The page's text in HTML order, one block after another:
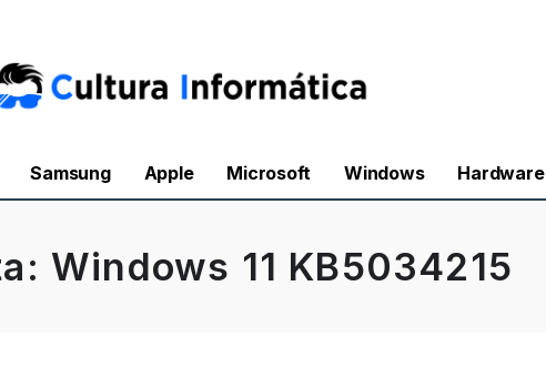
Samsung Apple Microsoft Windows Hardware
Windows 11 KB5034215